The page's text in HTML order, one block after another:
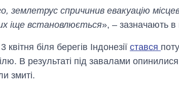
землетрус спричинив евакуацію
іще встановлюється», – зазначають в
біля берегів Індонезії стався
В результаті під завалами
змиті.